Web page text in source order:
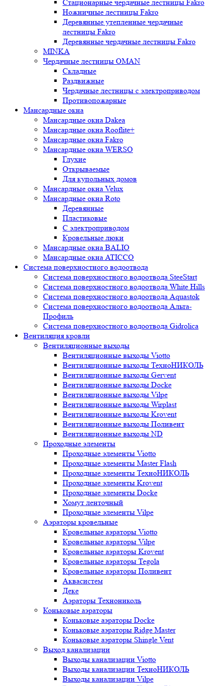
Стационарные чердачные лестницы Fakro
Ножничные лестницы Fakro
Деревянные утепленные чердачные
лестницы Fakro
Деревянные чердачные лестницы Fakro
MINKA
Чердачные лестницы OMAN
Складные
Раздвижные
Чердачные лестницы с электроприводом
Противопожарные
Мансардные окна
Мансардные окна Dakea
Мансардные окна Rooflite+
Мансардные окна Fakro
Мансардные окна WERSO
Глухие
Открываемые
Для купольных домов
Мансардные окна Velux
Мансардные окна Roto
Деревянные
Пластиковые
С электроприводом
Кровельные люки
Мансардные окна BALIO
Мансардные окна ATICCO
Система поверхностного водоотвода
Система поверхностного водоотвода SteeStart
Система поверхностного водоотвода White Hills
Система поверхностного водоотвода Aquastok
Система поверхностного водоотвода Альта-
Профиль
Система поверхностного водоотвода Gidrolica
Вентиляция кровли
Вентиляционные выходы
Вентиляционные выходы Viotto
Вентиляционные выходы ТехноНИКОЛЬ
Вентиляционные выходы Gervent
Вентиляционные выходы Docke
Вентиляционные выходы Vilpe
Вентиляционные выходы Wirplast
Вентиляционные выходы Krovent
Вентиляционные выходы Поливент
Вентиляционные выходы ND
Проходные элементы
Проходные элементы Viotto
Проходные элементы Master Flash
Проходные элементы ТехноНИКОЛЬ
Проходные элементы Krovent
Проходные элементы Docke
Хомут ленточный
Проходные элементы Vilpe
Аэраторы кровельные
Кровельные аэраторы Viotto
Кровельные аэраторы Vilpe
Кровельные аэраторы Krovent
Кровельные аэраторы Tegola
Кровельные аэраторы Поливент
Аквасистем
Деке
Аэраторы Технониколь
Коньковые аэраторы
Коньковые аэраторы Docke
Коньковые аэраторы Ridge Master
Коньковые аэраторы Shingle Vent
Выход канализации
Выходы канализации Viotto
Выходы канализации ТехноНИКОЛЬ
Выходы канализации Vilpe